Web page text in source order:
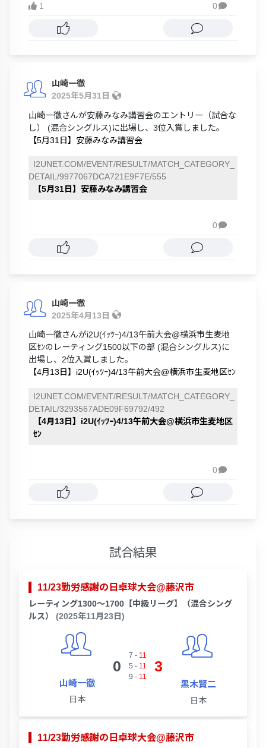
1 0
山崎一徹
2025年5月31日
山崎一徹さんが安藤みなみ講習会のエントリー（試合な
し） (混合シングルス)に出場し、3位入賞しました。
【5月31日】安藤みなみ講習会
I2UNET.COM/EVENT/RESULT/MATCH_CATEGORY_
DETAIL/9977067DCA721E9F7E/555
【5月31日】安藤みなみ講習会
0
山崎一徹
2025年4月13日
山崎一徹さんがi2U(ｲｯﾂｰ)4/13午前大会@横浜市生麦地
区ｾﾝのレーティング1500以下の部 (混合シングルス)に
出場し、2位入賞しました。
【4月13日】i2U(ｲｯﾂｰ)4/13午前大会@横浜市生麦地区ｾﾝ
I2UNET.COM/EVENT/RESULT/MATCH_CATEGORY_
DETAIL/3293567ADE09F69792/492
【4月13日】i2U(ｲｯﾂｰ)4/13午前大会@横浜市生麦地区
ｾﾝ
0
試合結果
11/23勤労感謝の日卓球大会@藤沢市
レーティング1300～1700【中級リーグ】（混合シング
ルス）
(2025年11月23日)
山崎一徹
日本
0
7 - 11
5 - 11
9 - 11
3
黒木賢二
日本
11/23勤労感謝の日卓球大会@藤沢市